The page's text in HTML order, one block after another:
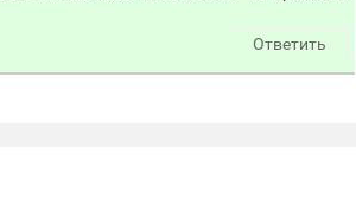
Ответить